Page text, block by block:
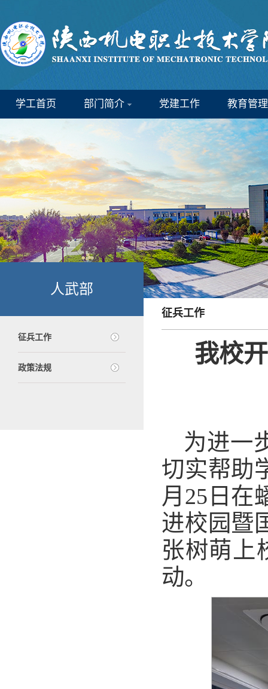
学工首页 部门简介 党建工作 教育管理
人武部
征兵工作
政策法规
征兵工作
我校
为进一
切实帮助
月25日在
进校园暨
张树萌上
动。